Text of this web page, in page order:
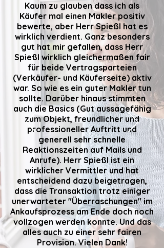
Kaum zu glauben dass ich als
Käufer mal einen Makler positiv
bewerte, aber Herr Spießl hat es
wirklich verdient. Ganz besonders
gut hat mir gefallen, dass Herr
Spießl wirklich gleichermaßen fair
für beide Vertragsparteien
(Verkäufer- und Käuferseite) aktiv
war. So wie es ein guter Makler tun
sollte. Darüber hinaus stimmten
auch die Basics (Gut aussagefähig
zum Objekt, freundlicher und
professioneller Auftritt und
generell sehr schnelle
Reaktionszeiten auf Mails und
Anrufe). Herr Spießl ist ein
wirklicher Vermittler und hat
entscheidend dazu beigetragen,
dass die Transaktion trotz einiger
unerwarteter "Überraschungen" im
Ankaufsprozess am Ende doch noch
vollzogen werden konnte. Und das
alles auch zu einer sehr fairen
Provision. Vielen Dank!